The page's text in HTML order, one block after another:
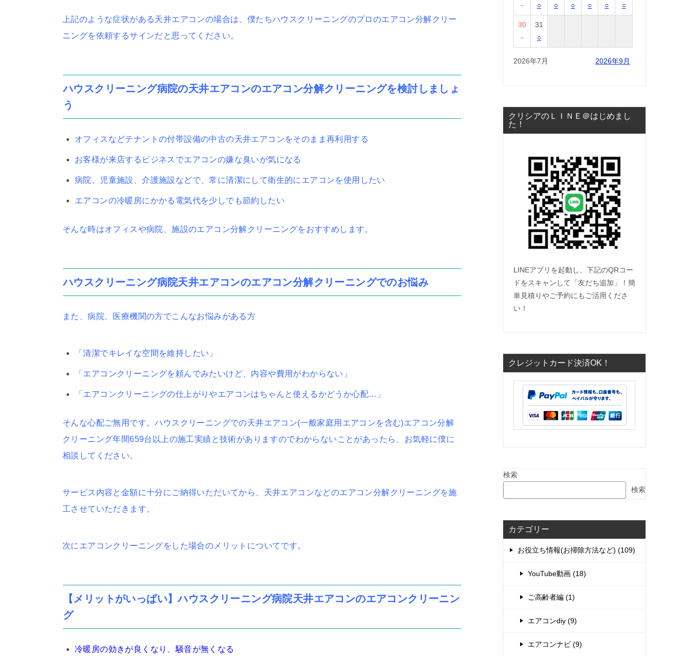
上記のような症状がある天井エアコンの場合は、僕たちハウスクリーニングのプロのエアコン分解クリー
ニングを依頼するサインだと思ってください。
ハウスクリーニング病院の天井エアコンのエアコン分解クリーニングを検討しましょ
う
オフィスなどテナントの付帯設備の中古の天井エアコンをそのまま再利用する
お客様が来店するビジネスでエアコンの嫌な臭いが気になる
病院、児童施設、介護施設などで、常に清潔にして衛生的にエアコンを使用したい
エアコンの冷暖房にかかる電気代を少しでも節約したい
そんな時はオフィスや病院、施設のエアコン分解クリーニングをおすすめします。
ハウスクリーニング病院天井エアコンのエアコン分解クリーニングでのお悩み
また、病院、医療機関の方でこんなお悩みがある方
「清潔でキレイな空間を維持したい」
「エアコンクリーニングを頼んでみたいけど、内容や費用がわからない」
「エアコンクリーニングの仕上がりやエアコンはちゃんと使えるかどうか心配…」
そんな心配ご無用です。ハウスクリーニングでの天井エアコン(一般家庭用エアコンを含む)エアコン分解
クリーニング年間659台以上の施工実績と技術がありますのでわからないことがあったら、お気軽に僕に
相談してください。
サービス内容と金額に十分にご納得いただいてから、天井エアコンなどのエアコン分解クリーニングを施
工させていただきます。
次にエアコンクリーニングをした場合のメリットについてです。
【メリットがいっぱい】ハウスクリーニング病院天井エアコンのエアコンクリーニン
グ
冷暖房の効きが良くなり、騒音が無くなる
－
○
○
○
○
○
○
30
－
31
○
2026年7月 2026年9月
クリシアのＬＩＮＥ＠はじめまし
た！
LINEアプリを起動し、下記のQRコー
ドをスキャンして「友だち追加」！簡
単見積りやご予約にもご活用くださ
い！
クレジットカード決済OK！
検索
検索
カテゴリー
お役立ち情報(お掃除方法など) (109)
YouTube動画 (18)
ご高齢者編 (1)
エアコンdiy (9)
エアコンナビ (9)